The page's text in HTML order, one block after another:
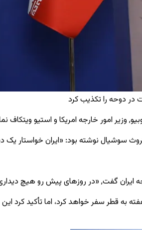
در دوحه را تکذیب کرد
وزیر امور خارجه امریکا و استیو
سوشیال نوشته بود: «ایران خواستار
ایران گفت, «در روزهای پیش رو هیچ
به قطر سفر خواهد کرد، اما تأکید کرد